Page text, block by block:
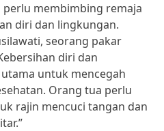
membimbing remaja
diri dan lingkungan.
seorang pakar
diri dan
untuk mencegah
Orang tua perlu
rajin mencuci tangan dan